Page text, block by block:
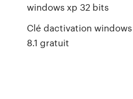
windows xp 32 bits
Clé dactivation windows
8.1 gratuit